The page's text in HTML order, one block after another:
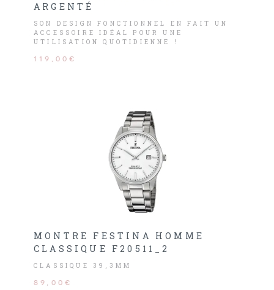
ARGENTÉ
SON DESIGN FONCTIONNEL EN FAIT UN
ACCESSOIRE IDÉAL POUR UNE
UTILISATION QUOTIDIENNE !
119,00€
MONTRE FESTINA HOMME
CLASSIQUE F20511_2
CLASSIQUE 39,3MM
89,00€